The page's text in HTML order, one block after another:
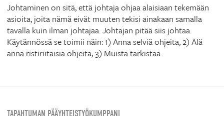
Johtaminen on sitä, että johtaja ohjaa alaisiaan tekemään
asioita, joita nämä eivät muuten tekisi ainakaan samalla
tavalla kuin ilman johtajaa. Johtajan pitää siis johtaa.
Käytännössä se toimii näin: 1) Anna selviä ohjeita, 2) Älä
anna ristiriitaisia ohjeita, 3) Muista tarkistaa.
TAPAHTUMAN PÄÄYHTEISTYÖKUMPPANI